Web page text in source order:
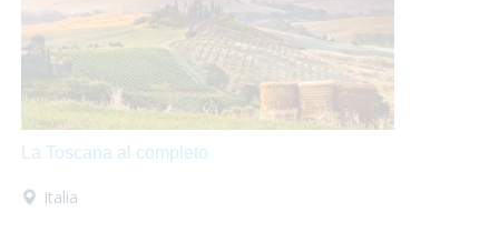
La Toscana al completo
Italia